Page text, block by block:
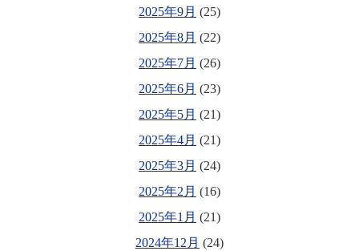
2025年9月 (25)
2025年8月 (22)
2025年7月 (26)
2025年6月 (23)
2025年5月 (21)
2025年4月 (21)
2025年3月 (24)
2025年2月 (16)
2025年1月 (21)
2024年12月 (24)